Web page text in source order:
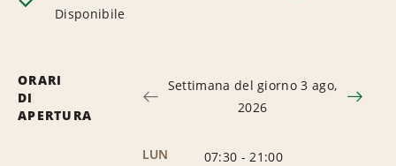
Disponibile
ORARI
DI
APERTURA
Settimana del giorno 3 ago,
2026
LUN 07:30 - 21:00